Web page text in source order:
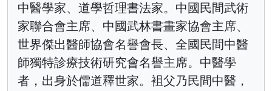
中醫學家、道學哲理書法家。中國民間武術
家聯合會主席、中國武林書畫家協會主席、
世界傑出醫師協會名譽會長、全國民間中醫
師獨特診療技術研究會名譽主席。中醫學
者，出身於儒道釋世家。袓父乃民間中醫，